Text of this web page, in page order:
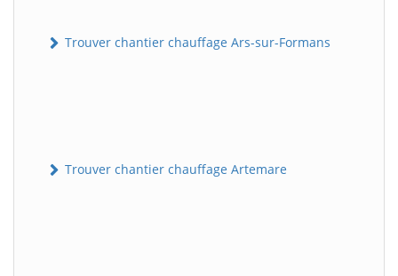
Trouver chantier chauffage Ars-sur-Formans
Trouver chantier chauffage Artemare